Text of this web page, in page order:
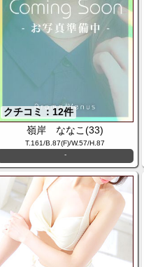
クチコミ：12件
嶺岸 ななこ(33)
T.161/B.87(F)/W.57/H.87
-